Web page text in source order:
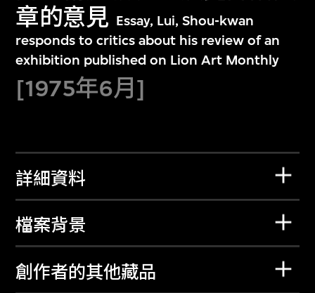
章的意見 Essay, Lui, Shou-kwan
responds to critics about his review of an
exhibition published on Lion Art Monthly
[1975年6月]
詳細資料
檔案背景
創作者的其他藏品